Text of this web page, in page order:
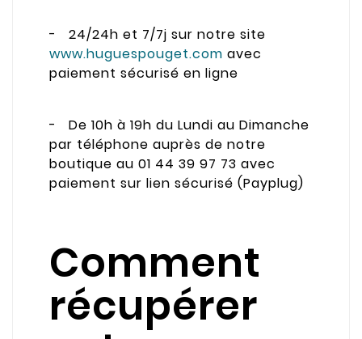
- 24/24h et 7/7j sur notre site
www.huguespouget.com avec
paiement sécurisé en ligne
- De 10h à 19h du Lundi au Dimanche
par téléphone auprès de notre
boutique au 01 44 39 97 73 avec
paiement sur lien sécurisé (Payplug)
Comment
récupérer